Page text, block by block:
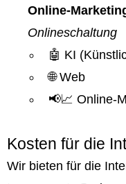
Online-
Onlineschaltung
🤖 KI
🌐 Web
📢📈 Online-
Kosten für die
Wir bieten für die